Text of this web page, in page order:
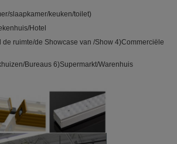
slaapkamer/keuken/toilet)
Hotel
ruimte/de Showcase van /Show 4)Commerciële
Bureaus 6)Supermarkt/Warenhuis